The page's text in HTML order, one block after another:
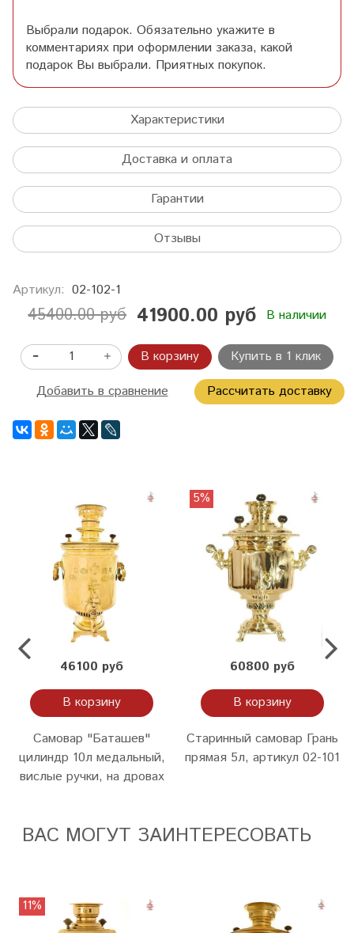
Выбрали подарок. Обязательно укажите в
комментариях при оформлении заказа, какой
подарок Вы выбрали. Приятных покупок.
Характеристики
Доставка и оплата
Гарантии
Отзывы
Артикул: 02-102-1
45400.00 руб 41900.00 руб В наличии
В корзину
Купить в 1 клик
Добавить в сравнение
Рассчитать доставку
46100 руб
В корзину
Cамовар "Баташев"
цилиндр 10л медальный,
вислые ручки, на дровах
5%
60800 руб
В корзину
Старинный самовар Грань
прямая 5л, артикул 02-101
ВАС МОГУТ ЗАИНТЕРЕСОВАТЬ
11%